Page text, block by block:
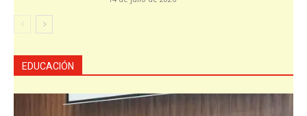
EDUCACIÓN